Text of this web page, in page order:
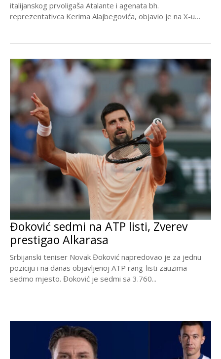
italijanskog prvoligaša Atalante i agenata bh.
reprezentativca Kerima Alajbegovića, objavio je na X-u
Đoković sedmi na ATP listi, Zverev
prestigao Alkarasa
Srbijanski teniser Novak Đoković napredovao je za jednu
poziciju i na danas objavljenoj ATP rang-listi zauzima
sedmo mjesto. Đoković je sedmi sa 3.760...